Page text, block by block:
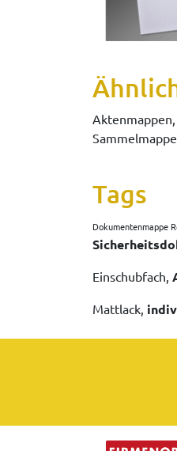
Tags
Dokumentenmappe
Einschubfach,
Mattlack,